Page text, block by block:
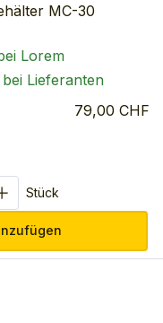
MC-30
Lorem
Lieferanten
79,00 CHF
Stück